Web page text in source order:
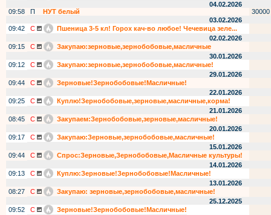
04.02.2026
09:58
П НУТ белый
30000
03.02.2026
09:42
С
Пшеница 3-5 кл! Горох кач-во любое! Чечевица зеле...
02.02.2026
09:15
С
Закупаю:зерновые,зернобобовые,масличные
30.01.2026
09:12
С
Закупаю:зерновые,зернобобовые,масличные!
29.01.2026
09:44
С
Зерновые!Зернобобовые!Масличные!
22.01.2026
09:25
С
Куплю!Зернобобовые,зерновые,масличные,корма!
21.01.2026
08:45
С
Закупаем:Зернобобовые,зерновые,масличные!
20.01.2026
09:17
С
Закупаю:Зерновые,зернобобовые,масличные!
15.01.2026
09:44
С
Спрос:Зерновые,Зернобобовые,Масличные культуры!
14.01.2026
09:13
С
Куплю:Зерновые!Зернобобовые!Масличные!
13.01.2026
08:27
С
Закупаю: зерновые,зернобобовые,масличные!
25.12.2025
09:52
С
Зерновые!Зернобобовые!Масличные!